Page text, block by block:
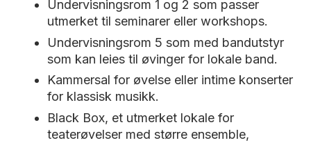
Undervisningsrom 1 og 2 som passer
utmerket til seminarer eller workshops.
Undervisningsrom 5 som med bandutstyr
som kan leies til øvinger for lokale band.
Kammersal for øvelse eller intime konserter
for klassisk musikk.
Black Box, et utmerket lokale for
teaterøvelser med større ensemble,